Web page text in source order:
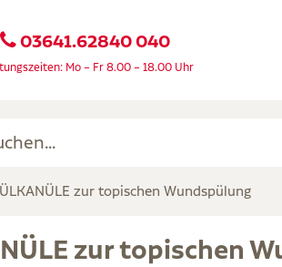
03641.62840 040
Mo – Fr 8.00 – 18.00 Uhr
zur topischen Wundspülung
zur topischen